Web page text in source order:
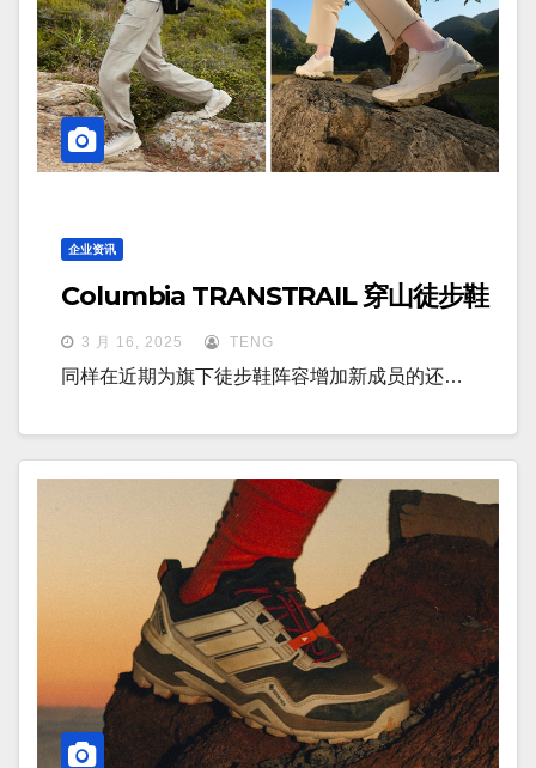
企业资讯
Columbia TRANSTRAIL 穿山徒步鞋
3 月 16, 2025 TENG
同样在近期为旗下徒步鞋阵容增加新成员的还…